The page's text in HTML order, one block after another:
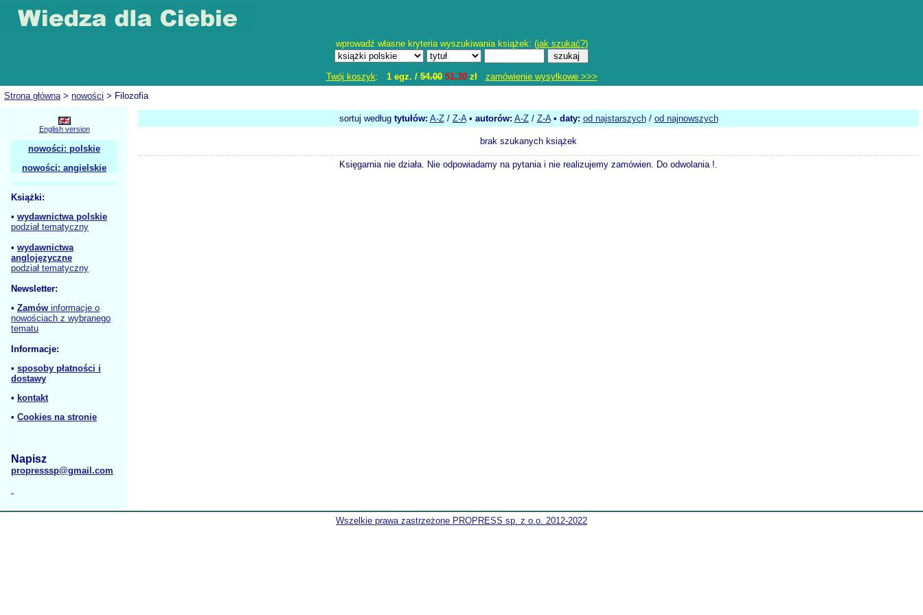
wprowadź własne kryteria wyszukiwania książek: (jak szukać?)
Twój koszyk: 1 egz. /54.00 51,30zł
zamówienie wysyłkowe >>>
Strona główna> nowości > Filozofia
English version
nowości: polskie
nowości: angielskie
Książki:
• wydawnictwa polskie
podział tematyczny
• wydawnictwa
anglojęzyczne
podział tematyczny
Newsletter:
• Zamów informacje o
nowościach z wybranego
tematu
Informacje:
• sposoby płatności i
dostawy
• kontakt
• Cookies na stronie
Napisz
propresssp@gmail.com
sortuj według tytułów: A-Z/ Z-A• autorów: A-Z/ Z-A• daty: od najstarszych/ od najnowszych
brak szukanych książek
Księgarnia nie działa. Nie odpowiadamy na pytania i nie realizujemy zamówien. Do odwolania !.
Wszelkie prawa zastrzeżone PROPRESS sp. z o.o. 2012-2022